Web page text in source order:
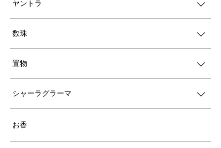
ヤントラ
数珠
置物
シャーラグラーマ
お香